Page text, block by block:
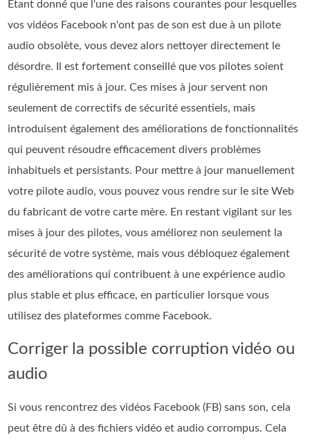
Étant donné que l'une des raisons courantes pour lesquelles
vos vidéos Facebook n'ont pas de son est due à un pilote
audio obsolète, vous devez alors nettoyer directement le
désordre. Il est fortement conseillé que vos pilotes soient
régulièrement mis à jour. Ces mises à jour servent non
seulement de correctifs de sécurité essentiels, mais
introduisent également des améliorations de fonctionnalités
qui peuvent résoudre efficacement divers problèmes
inhabituels et persistants. Pour mettre à jour manuellement
votre pilote audio, vous pouvez vous rendre sur le site Web
du fabricant de votre carte mère. En restant vigilant sur les
mises à jour des pilotes, vous améliorez non seulement la
sécurité de votre système, mais vous débloquez également
des améliorations qui contribuent à une expérience audio
plus stable et plus efficace, en particulier lorsque vous
utilisez des plateformes comme Facebook.
Corriger la possible corruption vidéo ou
audio
Si vous rencontrez des vidéos Facebook (FB) sans son, cela
peut être dû à des fichiers vidéo et audio corrompus. Cela